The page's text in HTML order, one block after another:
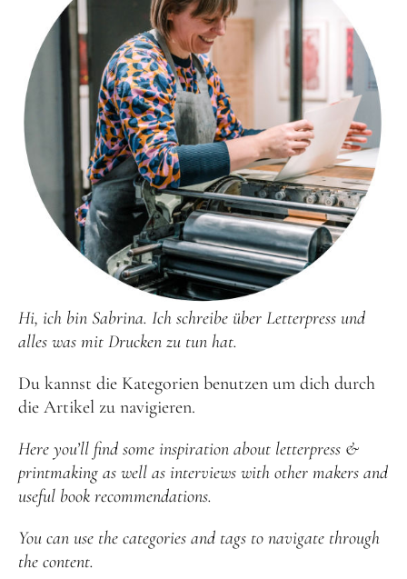
Hi, ich bin Sabrina. Ich schreibe über Letterpress und
alles was mit Drucken zu tun hat.
Du kannst die Kategorien benutzen um dich durch
die Artikel zu navigieren.
Here you’ll find some inspiration about letterpress &
printmaking as well as interviews with other makers and
useful book recommendations.
You can use the categories and tags to navigate through
the content.